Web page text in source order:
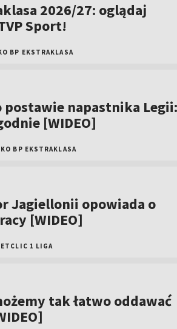
2026/27: oglądaj
Sport!
BP EKSTRAKLASA
postawie napastnika Legii:
[WIDEO]
BP EKSTRAKLASA
Jagiellonii opowiada o
[WIDEO]
1 LIGA
tak łatwo oddawać